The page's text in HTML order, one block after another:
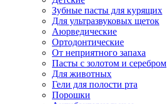
Зубные пасты для курящих
Для ультразвуковых щеток
Аюрведические
Ортодонтические
От неприятного запаха
Пасты с золотом и серебром
Для животных
Гели для полости рта
Порошки